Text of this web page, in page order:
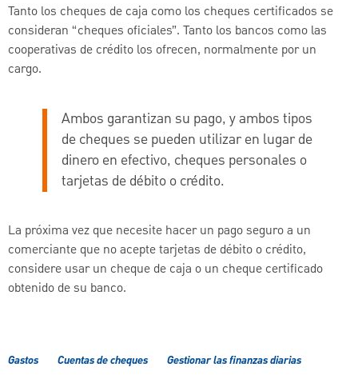
Tanto los cheques de caja como los cheques certificados se
consideran “cheques oficiales”. Tanto los bancos como las
cooperativas de crédito los ofrecen, normalmente por un
cargo.
Ambos garantizan su pago, y ambos tipos
de cheques se pueden utilizar en lugar de
dinero en efectivo, cheques personales o
tarjetas de débito o crédito.
La próxima vez que necesite hacer un pago seguro a un
comerciante que no acepte tarjetas de débito o crédito,
considere usar un cheque de caja o un cheque certificado
obtenido de su banco.
Gastos Cuentas de cheques Gestionar las finanzas diarias